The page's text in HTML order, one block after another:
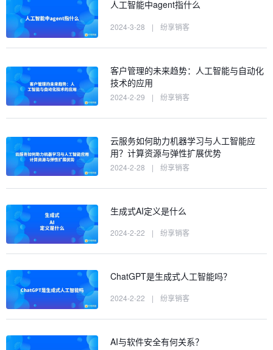
人工智能中agent指什么
2024-3-28 | 纷享销客
客户管理的未来趋势：人工智能与自动化
技术的应用
2024-2-29 | 纷享销客
云服务如何助力机器学习与人工智能应
用？计算资源与弹性扩展优势
2024-2-28 | 纷享销客
生成式AI定义是什么
2024-2-22 | 纷享销客
ChatGPT是生成式人工智能吗？
2024-2-22 | 纷享销客
AI与软件安全有何关系？